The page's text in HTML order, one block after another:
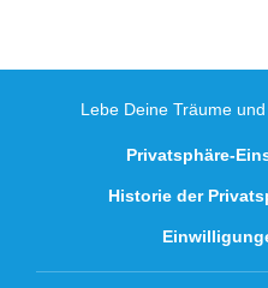
Lebe Deine Träume
Privatsphäre-
Historie der